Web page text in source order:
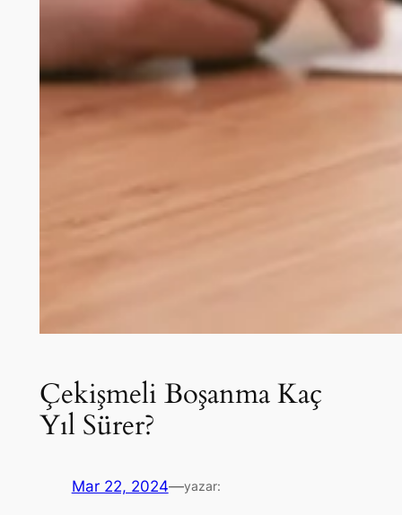
Çekişmeli Boşanma Kaç
Yıl Sürer?
Mar 22, 2024—yazar: